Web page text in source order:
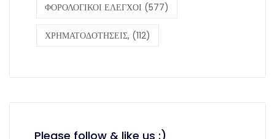
ΦΟΡΟΛΟΓΙΚΟΙ ΕΛΕΓΧΟΙ (577)
ΧΡΗΜΑΤΟΔΟΤΗΣΕΙΣ, (112)
Please follow & like us :)